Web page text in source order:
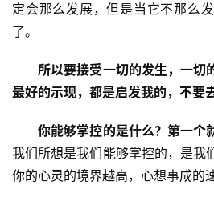
僧
音
定会那么发展，但是当它不那么
了。
所以要接受一切的发生，一切
最好的示现，都是启发我的，不要
你能够掌控的是什么？第一个
我们所想是我们能够掌控的，是我
你的心灵的境界越高，心想事成的